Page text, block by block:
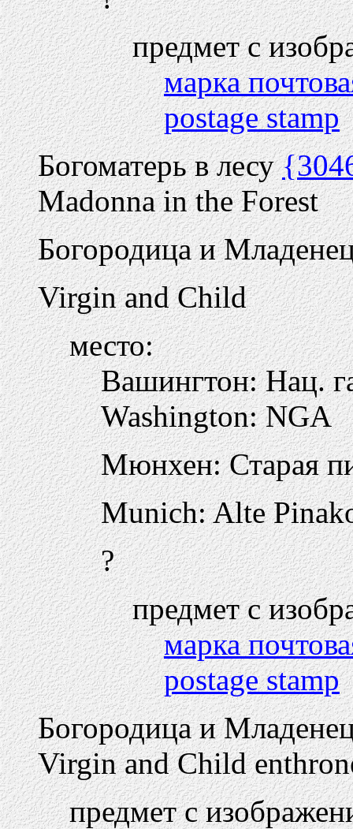
предмет с
марка
postage stamp
Богоматерь в лесу
Madonna in the Forest
Богородица и
Virgin and Child
место:
Вашингтон: Нац.
Washington: NGA
Мюнхен: Старая
Munich: Alte
?
предмет с
марка
postage stamp
Богородица и
Virgin and Child
предмет с